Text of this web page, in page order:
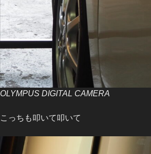
OLYMPUS DIGITAL CAMERA
こっちも叩いて叩いて